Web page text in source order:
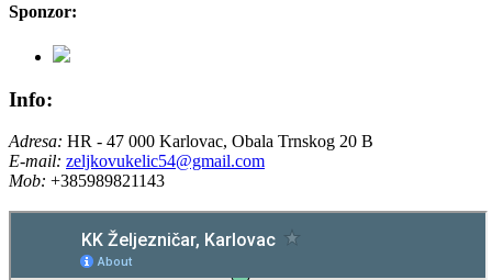
Sponzor:
Info:
Adresa: HR - 47 000 Karlovac, Obala Trnskog 20 B
E-mail: zeljkovukelic54@gmail.com
Mob: +385989821143